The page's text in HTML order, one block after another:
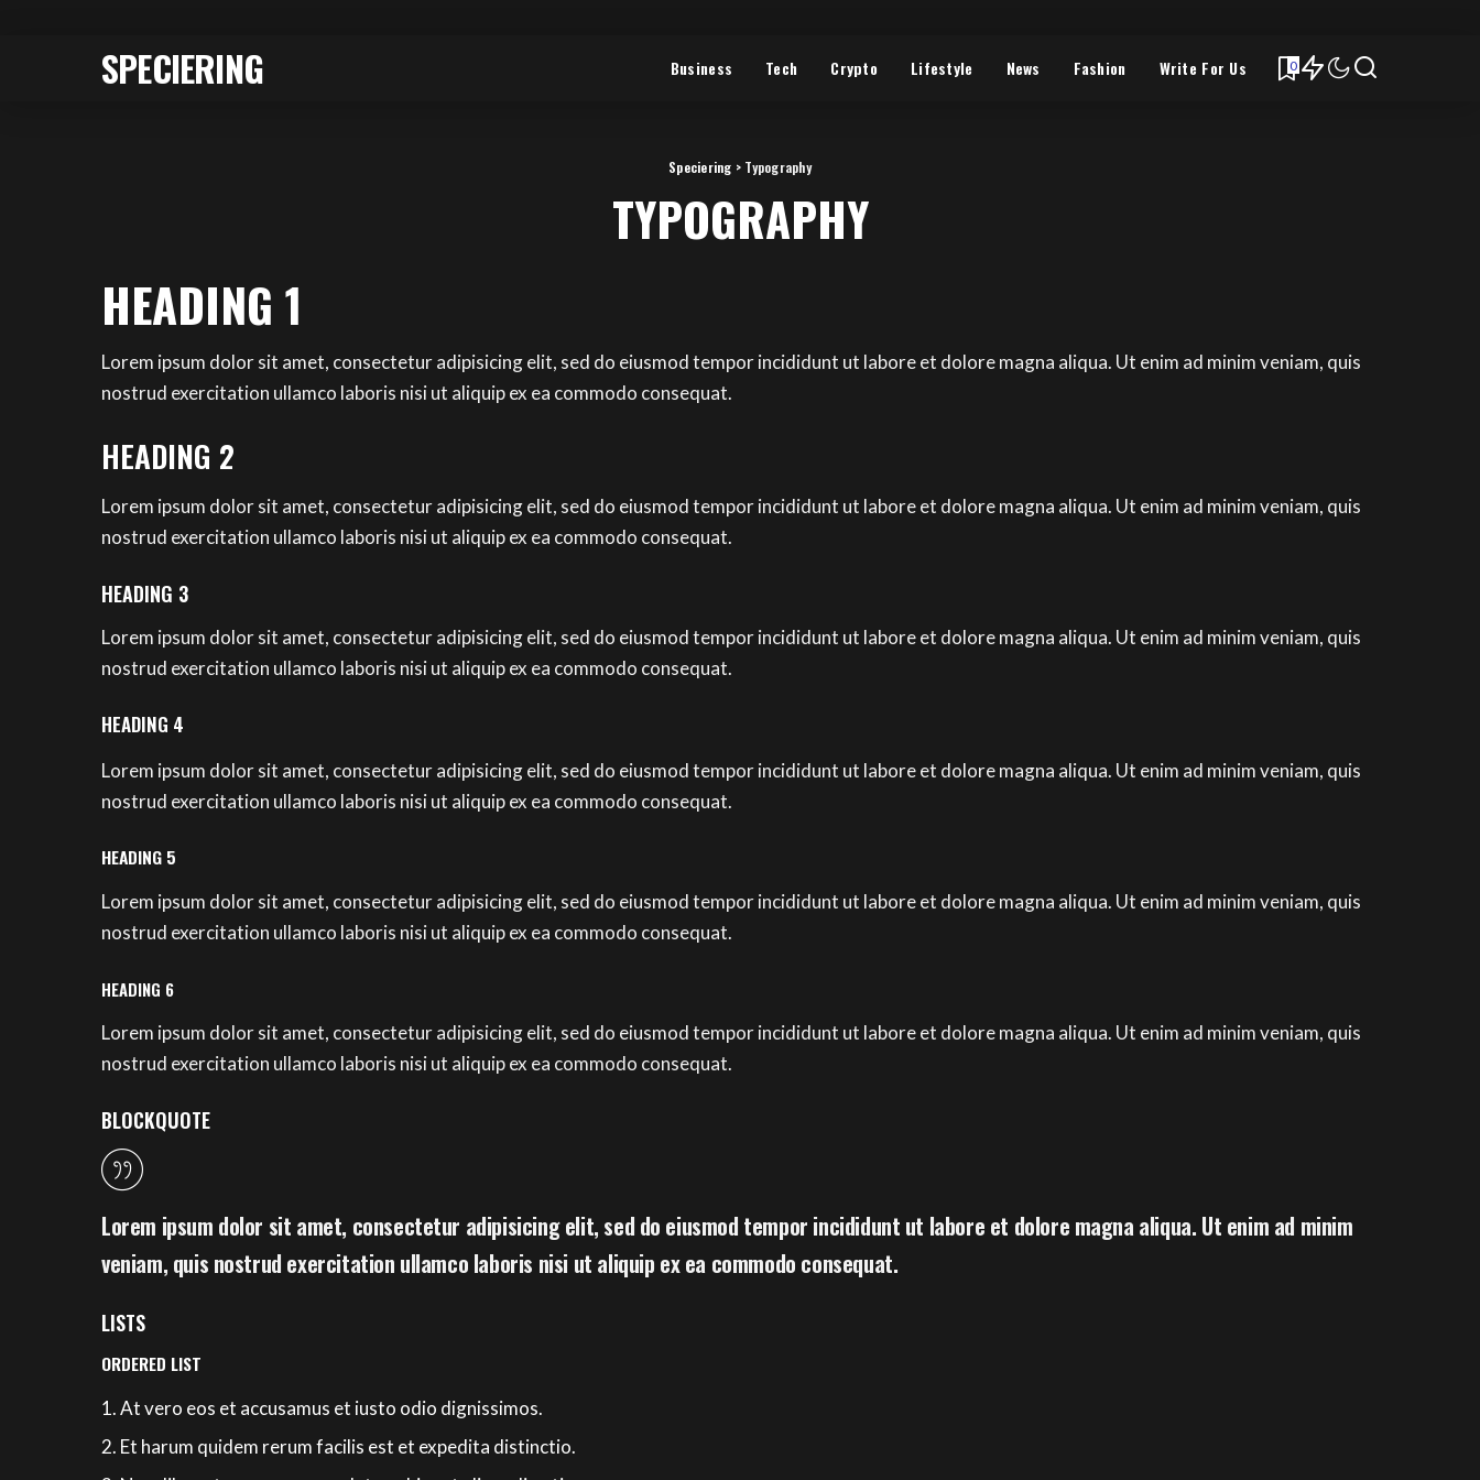
SPECIERING Business Tech Crypto Lifestyle News Fashion Write For Us 0
Speciering > Typography
TYPOGRAPHY
HEADING 1
Lorem ipsum dolor sit amet, consectetur adipisicing elit, sed do eiusmod tempor incididunt ut labore et dolore magna aliqua. Ut enim ad minim veniam, quis
nostrud exercitation ullamco laboris nisi ut aliquip ex ea commodo consequat.
HEADING 2
Lorem ipsum dolor sit amet, consectetur adipisicing elit, sed do eiusmod tempor incididunt ut labore et dolore magna aliqua. Ut enim ad minim veniam, quis
nostrud exercitation ullamco laboris nisi ut aliquip ex ea commodo consequat.
HEADING 3
Lorem ipsum dolor sit amet, consectetur adipisicing elit, sed do eiusmod tempor incididunt ut labore et dolore magna aliqua. Ut enim ad minim veniam, quis
nostrud exercitation ullamco laboris nisi ut aliquip ex ea commodo consequat.
HEADING 4
Lorem ipsum dolor sit amet, consectetur adipisicing elit, sed do eiusmod tempor incididunt ut labore et dolore magna aliqua. Ut enim ad minim veniam, quis
nostrud exercitation ullamco laboris nisi ut aliquip ex ea commodo consequat.
HEADING 5
Lorem ipsum dolor sit amet, consectetur adipisicing elit, sed do eiusmod tempor incididunt ut labore et dolore magna aliqua. Ut enim ad minim veniam, quis
nostrud exercitation ullamco laboris nisi ut aliquip ex ea commodo consequat.
HEADING 6
Lorem ipsum dolor sit amet, consectetur adipisicing elit, sed do eiusmod tempor incididunt ut labore et dolore magna aliqua. Ut enim ad minim veniam, quis
nostrud exercitation ullamco laboris nisi ut aliquip ex ea commodo consequat.
BLOCKQUOTE
Lorem ipsum dolor sit amet, consectetur adipisicing elit, sed do eiusmod tempor incididunt ut labore et dolore magna aliqua. Ut enim ad minim
veniam, quis nostrud exercitation ullamco laboris nisi ut aliquip ex ea commodo consequat.
LISTS
ORDERED LIST
At vero eos et accusamus et iusto odio dignissimos.
Et harum quidem rerum facilis est et expedita distinctio.